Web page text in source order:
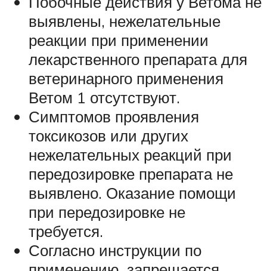
выявлены, нежелательные
реакции при применении
лекарственного препарата для
ветеринарного применения
Ветом 1 отсутствуют.
Симптомов проявления
токсикозов или других
нежелательных реакций при
передозировке препарата не
выявлено. Оказание помощи
при передозировке не
требуется.
Согласно инструкции по